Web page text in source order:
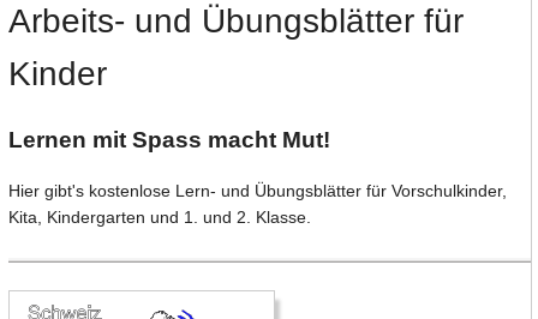
Arbeits- und Übungsblätter für
Kinder
Lernen mit Spass macht Mut!
Hier gibt's kostenlose Lern- und Übungsblätter für Vorschulkinder,
Kita, Kindergarten und 1. und 2. Klasse.